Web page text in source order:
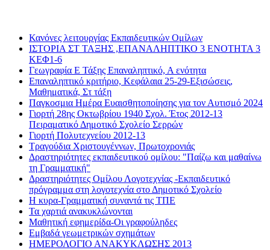
Κανόνες λειτουργίας Εκπαιδευτικών Ομίλων
ΙΣΤΟΡΙΑ ΣΤ ΤΑΞΗΣ ,ΕΠΑΝΑΛΗΠΤΙΚΟ 3 ΕΝΟΤΗΤΑ 3
ΚΕΦ1-6
Γεωγραφία Ε Τάξης Επαναληπτικό, Α ενότητα
Επαναληπτικό κριτήριο, Κεφάλαια 25-29-Εξισώσεις,
Μαθηματικά, Στ τάξη
Παγκοσμια Ημέρα Ευαισθητοποίησης για τον Αυτισμό 2024
Γιορτή 28ης Οκτωβρίου 1940 Σχολ. Έτος 2012-13
Πειραματικό Δημοτικό Σχολείο Σερρών
Γιορτή Πολυτεχνείου 2012-13
Τραγούδια Χριστουγέννων, Πρωτοχρονιάς
Δραστηριότητες εκπαιδευτικού ομίλου: "Παίζω και μαθαίνω
τη Γραμματική"
Δραστηριότητες Ομίλου Λογοτεχνίας -Εκπαιδευτικό
πρόγραμμα στη λογοτεχνία στο Δημοτικό Σχολείο
Η κυρα-Γραμματική συναντά τις ΤΠΕ
Τα χαρτιά ανακυκλώνονται
Μαθητική εφημερίδα-Οι γραφούληδες
Εμβαδά γεωμετρικών σχημάτων
ΗΜΕΡΟΛΟΓΙΟ ΑΝΑΚΥΚΛΩΣΗΣ 2013